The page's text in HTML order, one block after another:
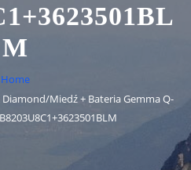
M
Home
Miedź + Bateria Gemma Q-